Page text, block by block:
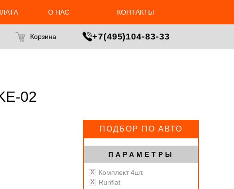
О НАС КОНТАКТЫ
Корзина +7(495)104-83-33
02
ПОДБОР ПО АВТО
ПАРАМЕТРЫ
Комплект 4шт.
Runflat